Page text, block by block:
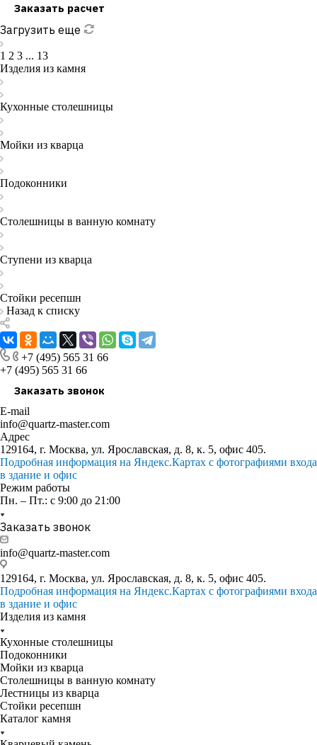
Заказать расчет
Загрузить еще
1 2 3 ... 13
Изделия из камня
Кухонные столешницы
Мойки из кварца
Подоконники
Столешницы в ванную комнату
Ступени из кварца
Стойки ресепшн
Назад к списку
+7 (495) 565 31 66
+7 (495) 565 31 66
Заказать звонок
E-mail
info@quartz-master.com
Адрес
129164, г. Москва, ул. Ярославская, д. 8, к. 5, офис 405.
Подробная информация на Яндекс.Картах с фотографиями входа
в здание и офис
Режим работы
Пн. – Пт.: с 9:00 до 21:00
Заказать звонок
info@quartz-master.com
129164, г. Москва, ул. Ярославская, д. 8, к. 5, офис 405.
Подробная информация на Яндекс.Картах с фотографиями входа
в здание и офис
Изделия из камня
Кухонные столешницы
Подоконники
Мойки из кварца
Столешницы в ванную комнату
Лестницы из кварца
Стойки ресепшн
Каталог камня